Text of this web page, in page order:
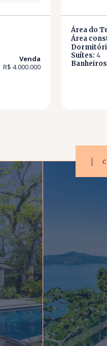
Venda
R$ 4.000.000
Área do
Área
Suítes: 4